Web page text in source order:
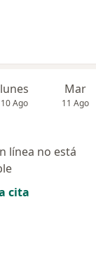
lunes
10 Ago
Mar
11 Ago
línea no está
cita